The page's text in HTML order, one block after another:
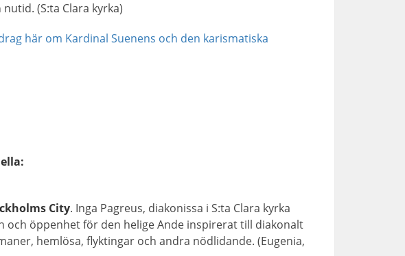
(S:ta Clara kyrka)
här om Kardinal Suenens och den karismatiska
City. Inga Pagreus, diakonissa i S:ta Clara kyrka
och öppenhet för den helige Ande inspirerat till diakonalt
hemlösa, flyktingar och andra nödlidande. (Eugenia,